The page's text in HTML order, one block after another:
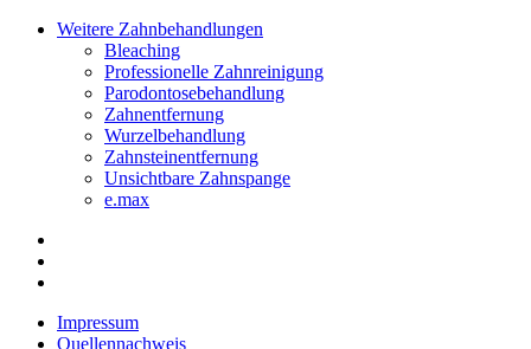
Weitere Zahnbehandlungen
Bleaching
Professionelle Zahnreinigung
Parodontosebehandlung
Zahnentfernung
Wurzelbehandlung
Zahnsteinentfernung
Unsichtbare Zahnspange
e.max
Impressum
Quellennachweis